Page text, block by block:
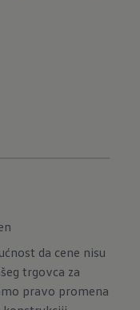
da cene nisu
trgovca za
pravo promena